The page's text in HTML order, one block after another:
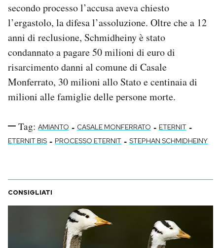
secondo processo l’accusa aveva chiesto
l’ergastolo, la difesa l’assoluzione. Oltre che a 12
anni di reclusione, Schmidheiny è stato
condannato a pagare 50 milioni di euro di
risarcimento danni al comune di Casale
Monferrato, 30 milioni allo Stato e centinaia di
milioni alle famiglie delle persone morte.
Tag: AMIANTO - CASALE MONFERRATO - ETERNIT -
ETERNIT BIS - PROCESSO ETERNIT - STEPHAN SCHMIDHEINY
CONSIGLIATI